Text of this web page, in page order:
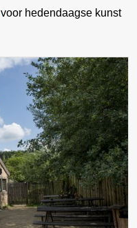
voor hedendaagse kunst